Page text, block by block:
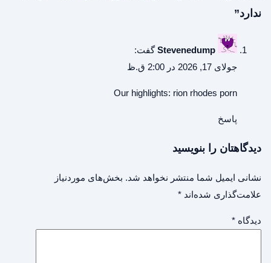
ندارد”
Stevenedump گفت:
جولای 17, 2026 در 2:00 ق.ظ
Our highlights: rion rhodes porn
پاسخ
دیدگاهتان را بنویسید
نشانی ایمیل شما منتشر نخواهد شد. بخش‌های موردنیاز
علامت‌گذاری شده‌اند *
دیدگاه *